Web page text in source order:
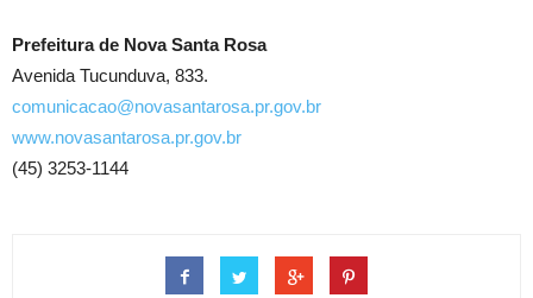
Prefeitura de Nova Santa Rosa
Avenida Tucunduva, 833.
comunicacao@novasantarosa.pr.gov.br
www.novasantarosa.pr.gov.br
(45) 3253-1144